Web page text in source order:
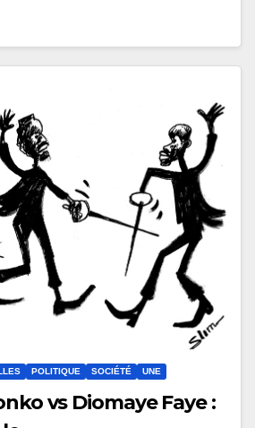
POLITIQUE SOCIÉTÉ UNE
vs Diomaye Faye :